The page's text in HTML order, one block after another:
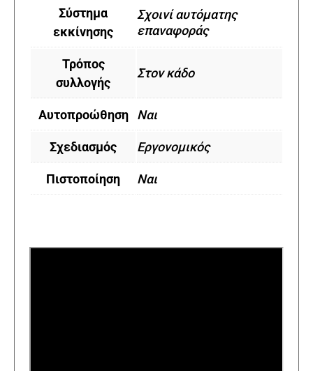
Σύστημα
εκκίνησης
Σχοινί αυτόματης
επαναφοράς
Τρόπος
συλλογής
Στον κάδο
Αυτοπροώθηση Ναι
Σχεδιασμός Εργονομικός
Πιστοποίηση Ναι